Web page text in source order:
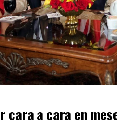
cara a cara en